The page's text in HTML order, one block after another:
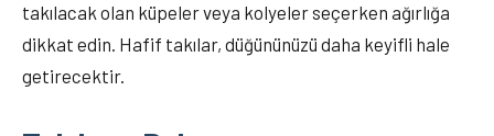
takılacak olan küpeler veya kolyeler seçerken ağırlığa
dikkat edin. Hafif takılar, düğününüzü daha keyifli hale
getirecektir.